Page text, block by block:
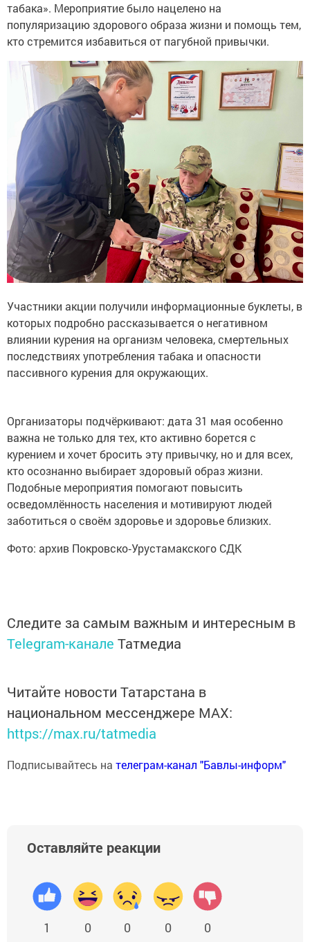
табака». Мероприятие было нацелено на
популяризацию здорового образа жизни и помощь тем,
кто стремится избавиться от пагубной привычки.
Участники акции получили информационные буклеты, в
которых подробно рассказывается о негативном
влиянии курения на организм человека, смертельных
последствиях употребления табака и опасности
пассивного курения для окружающих.
Организаторы подчёркивают: дата 31 мая особенно
важна не только для тех, кто активно борется с
курением и хочет бросить эту привычку, но и для всех,
кто осознанно выбирает здоровый образ жизни.
Подобные мероприятия помогают повысить
осведомлённость населения и мотивируют людей
заботиться о своём здоровье и здоровье близких.
Фото: архив Покровско‑Урустамакского СДК
Следите за самым важным и интересным в
Telegram-канале Татмедиа
Читайте новости Татарстана в
национальном мессенджере MАХ:
https://max.ru/tatmedia
Подписывайтесь на телеграм-канал "Бавлы-информ"
Оставляйте реакции
1 0 0 0 0